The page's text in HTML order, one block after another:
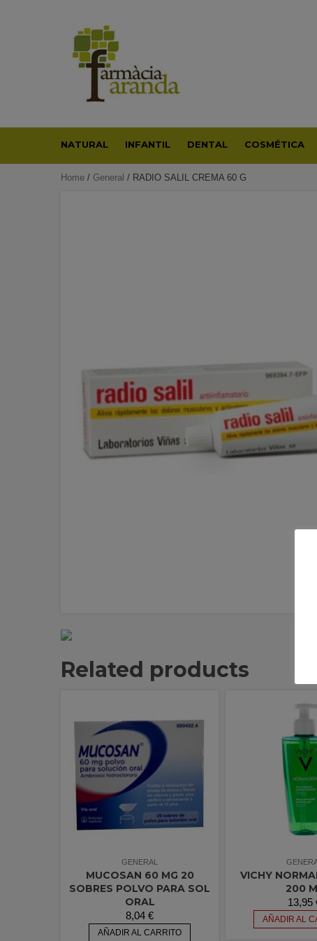
NATURAL INFANTIL DENTAL COSMÉTICA
Home / General / RADIO SALIL CREMA 60 G
Related products
GENERAL
MUCOSAN 60 MG 20
SOBRES POLVO PARA SOL
ORAL
8,04 €
AÑADIR AL CARRITO
VICHY
200
13,95
AÑADIR AL